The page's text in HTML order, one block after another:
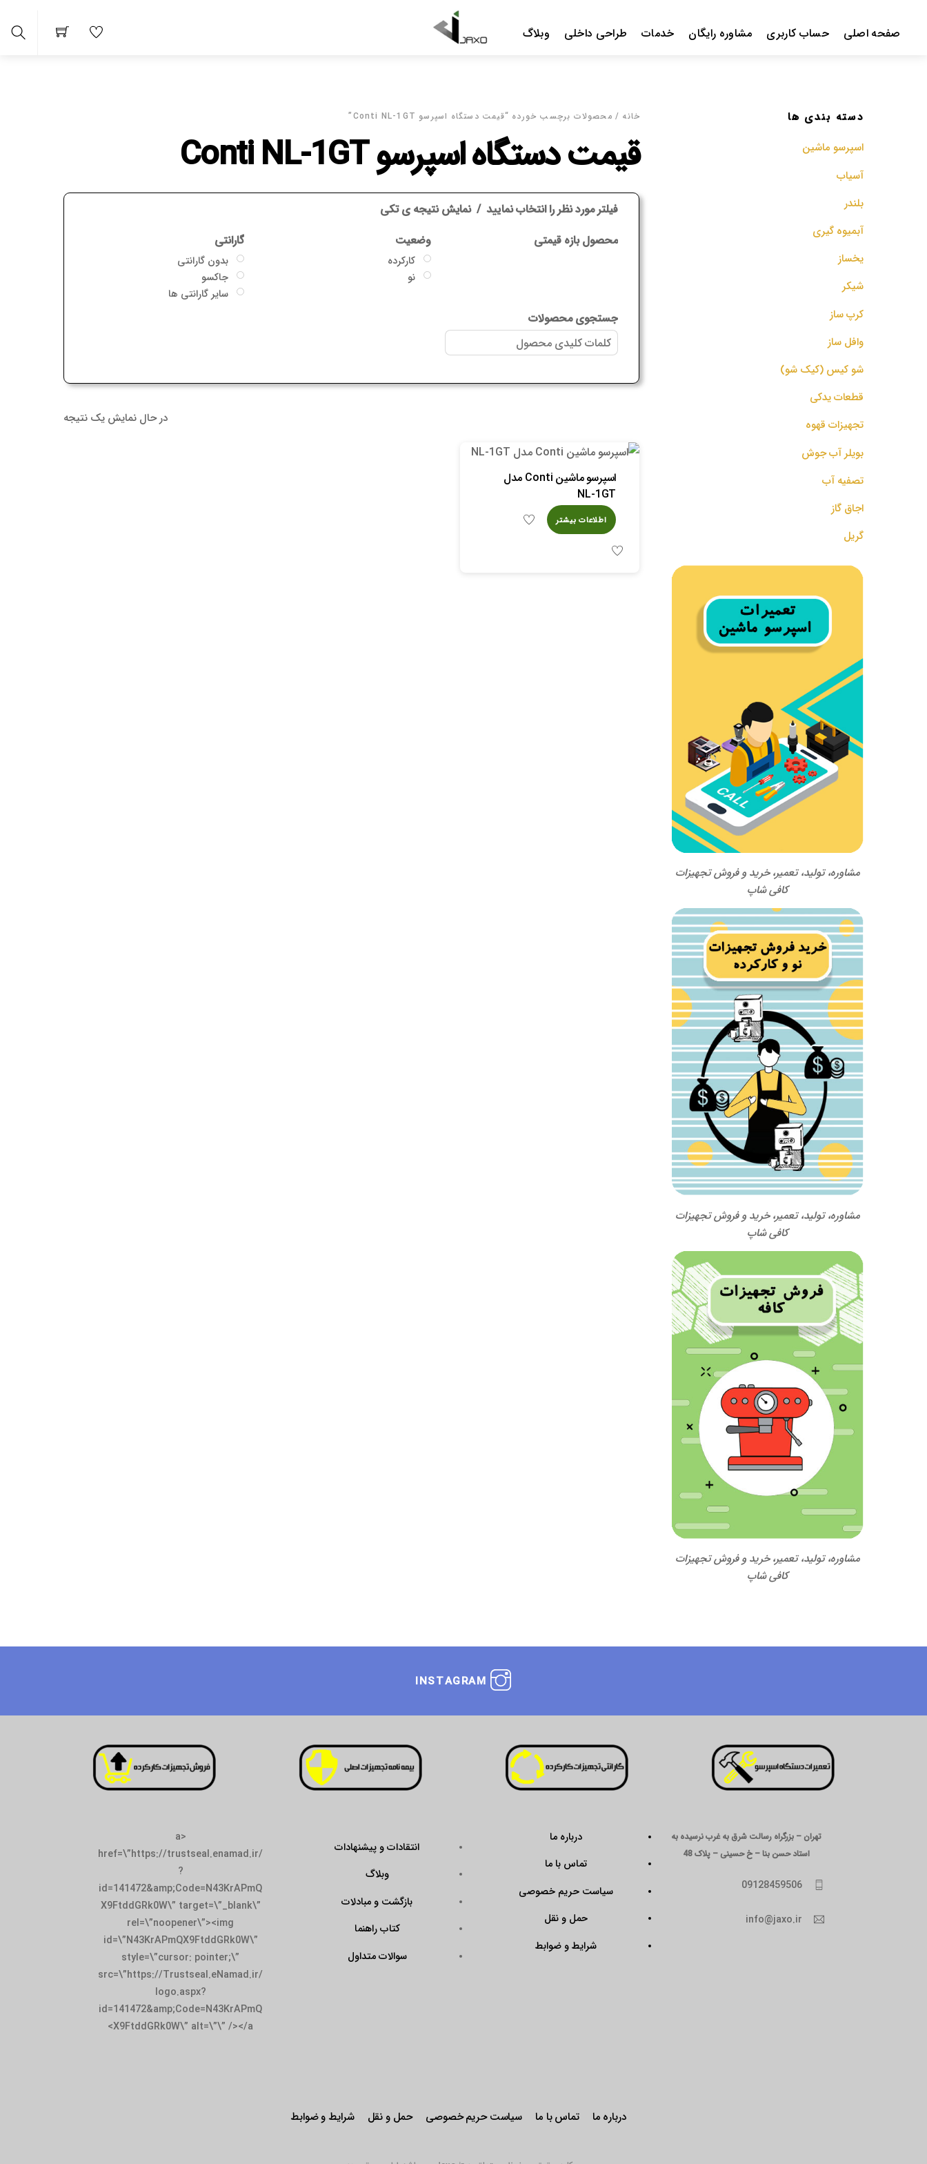
صفحه اصلی حساب کاربری مشاوره رایگان خدمات طراحی داخلی وبلاگ
خانه / محصولات برچسب خورده “قیمت دستگاه اسپرسو Conti NL-1GT”
قیمت دستگاه اسپرسو Conti NL-1GT
فیلتر مورد نظر را انتخاب نمایید نمایش نتیجه ی تکی
محصول بازه قیمتی وضعیت
کارکرده
نو
گارانتی
بدون گارانتی
جاکسو
سایر گارانتی ها
جستجوی محصولات
در حال نمایش یک نتیجه
اسپرسو ماشین Conti مدل
NL-1GT
اطلاعات بیشتر
دسته بندی ها
اسپرسو‌ ماشین
آسیاب
بلندر
آبمیوه گیری
یخساز
شیکر
کرپ ساز
وافل ساز
شو کیس (کیک شو)
قطعات یدکی
تجهیزات قهوه
بویلر آب جوش
تصفیه آب
اجاق گاز
گریل
مشاوره، تولید، تعمیر، خرید و فروش تجهیزات
کافی شاپ
مشاوره، تولید، تعمیر، خرید و فروش تجهیزات
کافی شاپ
مشاوره، تولید، تعمیر، خرید و فروش تجهیزات
کافی شاپ
INSTAGRAM
تهران – بزرگراه رسالت شرق به غرب نرسیده به
استاد حسن بنا – خ حسینی – پلاک 48
09128459506
info@jaxo.ir
درباره ما
تماس با ما
سیاست حریم خصوصی
حمل و نقل
شرایط و ضوابط
انتقادات و پیشنهادات
وبلاگ
بازگشت و مبادلات
کتاب راهنما
سوالات متداول
<a
href=\”https://trustseal.enamad.ir/
?
id=141472&amp;Code=N43KrAPmQ
X9FtddGRk0W\” target=\”_blank\”
rel=\”noopener\”><img
id=\”N43KrAPmQX9FtddGRk0W\”
style=\”cursor: pointer;\”
src=\”https://Trustseal.eNamad.ir/
logo.aspx?
id=141472&amp;Code=N43KrAPmQ
X9FtddGRk0W\” alt=\”\” /></a>
درباره ما تماس با ما سیاست حریم خصوصی حمل و نقل شرایط و ضوابط